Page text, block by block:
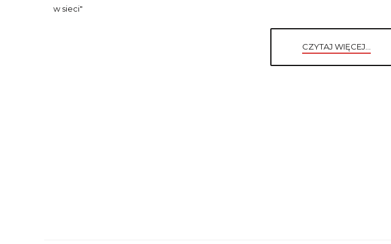
w sieci"
CZYTAJ WIĘCEJ...